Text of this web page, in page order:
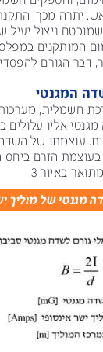
המגנטי
.3
מגנטי של מוליך